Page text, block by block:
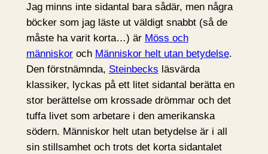
Jag minns inte sidantal bara sådär, men några
böcker som jag läste ut väldigt snabbt (så de
måste ha varit korta…) är Möss och
människoroch Människor helt utan betydelse.
Den förstnämnda, Steinbecks läsvärda
klassiker, lyckas på ett litet sidantal berätta en
stor berättelse om krossade drömmar och det
tuffa livet som arbetare i den amerikanska
södern. Människor helt utan betydelse är i all
sin stillsamhet och trots det korta sidantalet